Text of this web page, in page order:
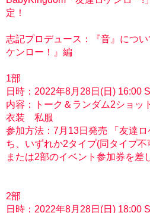
定！
志記プロデュース：『音』につ
ケンロー！』編
1部
日時：2022年8月28日(日) 16:00
内容：トーク＆ランダム2ショッ
衣装 私服
参加方法：7月13日発売 「友達
ち、いずれか2タイプ(同タイプ
または2部のイベント参加券を差
2部
日時：2022年8月28日(日) 18:00